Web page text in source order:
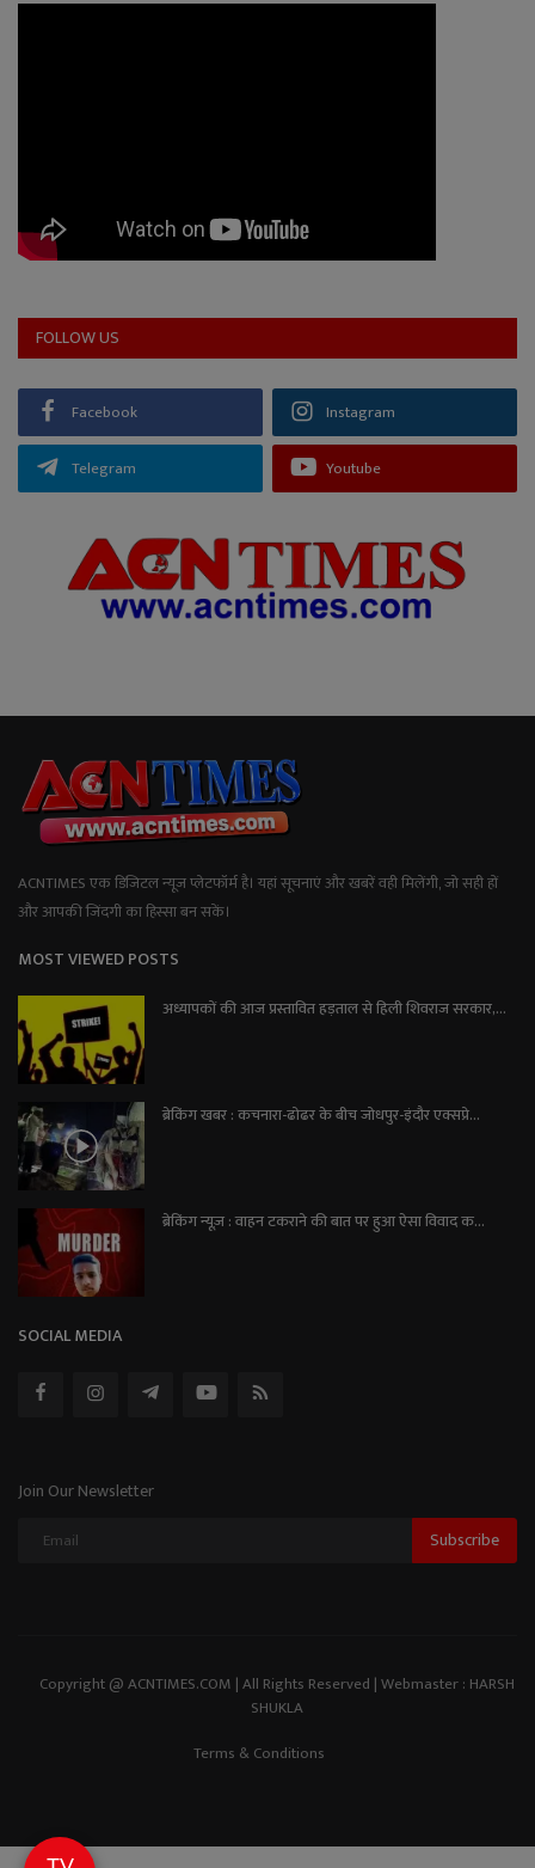
FOLLOW US
Facebook Instagram
Telegram Youtube
ACNTIMES एक डिजिटल न्यूज प्लेटफॉर्म है। यहां सूचनाएं और खबरें वही मिलेंगी, जो सही हों
और आपकी जिंदगी का हिस्सा बन सकें।
MOST VIEWED POSTS
अध्यापकों की आज प्रस्तावित हड़ताल से हिली शिवराज सरकार,...
ब्रेकिंग खबर : कचनारा-ढोढर के बीच जोधपुर-इंदौर एक्सप्रे...
ब्रेकिंग न्यूज़ : वाहन टकराने की बात पर हुआ ऐसा विवाद क...
SOCIAL MEDIA
Join Our Newsletter
Subscribe
Copyright @ ACNTIMES.COM | All Rights Reserved | Webmaster : HARSH
SHUKLA
Terms & Conditions